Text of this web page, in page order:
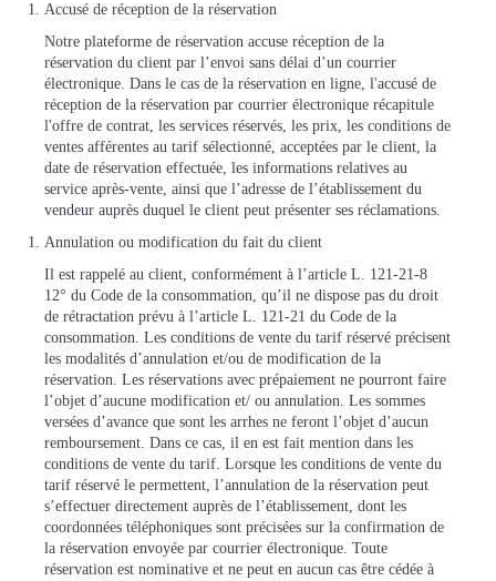
Accusé de réception de la réservation
Notre plateforme de réservation accuse réception de la
réservation du client par l’envoi sans délai d’un courrier
électronique. Dans le cas de la réservation en ligne, l'accusé de
réception de la réservation par courrier électronique récapitule
l'offre de contrat, les services réservés, les prix, les conditions de
ventes afférentes au tarif sélectionné, acceptées par le client, la
date de réservation effectuée, les informations relatives au
service après-vente, ainsi que l’adresse de l’établissement du
vendeur auprès duquel le client peut présenter ses réclamations.
Annulation ou modification du fait du client
Il est rappelé au client, conformément à l’article L. 121-21-8
12° du Code de la consommation, qu’il ne dispose pas du droit
de rétractation prévu à l’article L. 121-21 du Code de la
consommation. Les conditions de vente du tarif réservé précisent
les modalités d’annulation et/ou de modification de la
réservation. Les réservations avec prépaiement ne pourront faire
l’objet d’aucune modification et/ ou annulation. Les sommes
versées d’avance que sont les arrhes ne feront l’objet d’aucun
remboursement. Dans ce cas, il en est fait mention dans les
conditions de vente du tarif. Lorsque les conditions de vente du
tarif réservé le permettent, l’annulation de la réservation peut
s’effectuer directement auprès de l’établissement, dont les
coordonnées téléphoniques sont précisées sur la confirmation de
la réservation envoyée par courrier électronique. Toute
réservation est nominative et ne peut en aucun cas être cédée à